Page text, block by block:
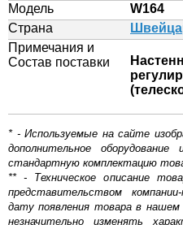
Модель
W164
Страна
Примечания и
Состав поставки
* - Используемые на сайте
дополнительное
стандартную комплектацию
** - Техническое описание
представительством
дату появления товара в
незначительно изменять